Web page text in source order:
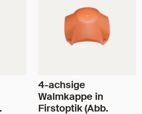
4-achsige
Walmkappe in
Firstoptik (Abb.